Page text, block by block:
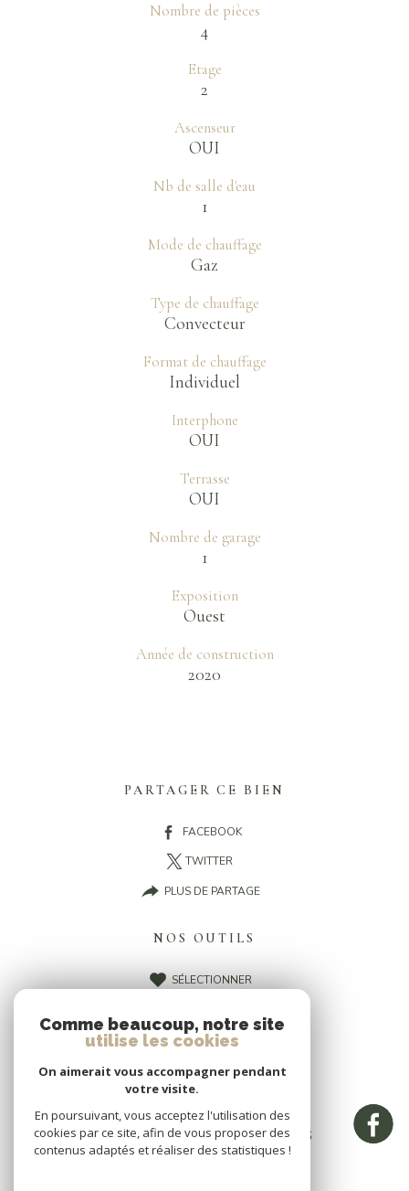
Nombre de pièces
4
Etage
2
Ascenseur
OUI
Nb de salle d'eau
1
Mode de chauffage
Gaz
Type de chauffage
Convecteur
Format de chauffage
Individuel
Interphone
OUI
Terrasse
OUI
Nombre de garage
1
Exposition
Ouest
Année de construction
2020
PARTAGER CE BIEN
FACEBOOK
TWITTER
PLUS DE PARTAGE
NOS OUTILS
SÉLECTIONNER
IMPRIMER
CES BIENS PEUVENT VOUS
INTÉRESSER
Comme beaucoup, notre site
utilise les cookies
On aimerait vous accompagner pendant
votre visite.
En poursuivant, vous acceptez l'utilisation des
cookies par ce site, afin de vous proposer des
contenus adaptés et réaliser des statistiques !